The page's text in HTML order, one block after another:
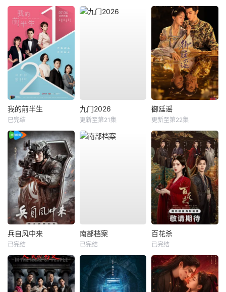
我的前半生
已完结
九门2026
更新至第21集
御廷谣
更新至第22集
兵自风中来
已完结
南部档案
已完结
百花杀
已完结